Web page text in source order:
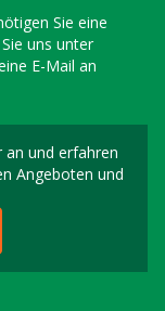
Sie eine
uns unter
E-Mail an
an und erfahren
Angeboten und
Sie sich für